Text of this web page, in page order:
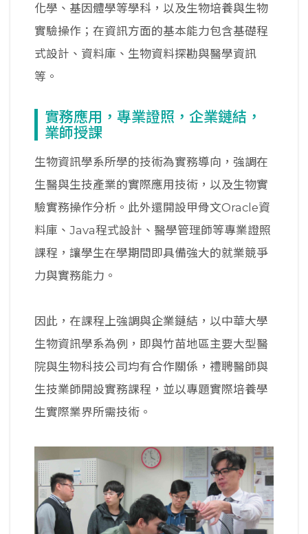
化學、基因體學等學科，以及生物培養與生物
實驗操作；在資訊方面的基本能力包含基礎程
式設計、資料庫、生物資料探勘與醫學資訊
等。
實務應用，專業證照，企業鏈結，
業師授課
生物資訊學系所學的技術為實務導向，強調在
生醫與生技產業的實際應用技術，以及生物實
驗實務操作分析。此外還開設甲骨文Oracle資
料庫、Java程式設計、醫學管理師等專業證照
課程，讓學生在學期間即具備強大的就業競爭
力與實務能力。
因此，在課程上強調與企業鏈結，以中華大學
生物資訊學系為例，即與竹苗地區主要大型醫
院與生物科技公司均有合作關係，禮聘醫師與
生技業師開設實務課程，並以專題實際培養學
生實際業界所需技術。